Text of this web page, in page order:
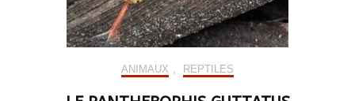
ANIMAUX , REPTILES